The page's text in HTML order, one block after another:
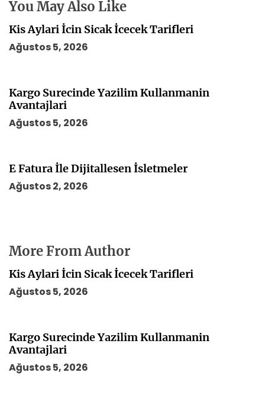
i
You May Also Like
Kis Aylari İcin Sicak İcecek Tarifleri
Ağustos 5, 2026
Kargo Surecinde Yazilim Kullanmanin
Avantajlari
Ağustos 5, 2026
E Fatura İle Dijitallesen İsletmeler
Ağustos 2, 2026
More From Author
Kis Aylari İcin Sicak İcecek Tarifleri
Ağustos 5, 2026
Kargo Surecinde Yazilim Kullanmanin
Avantajlari
Ağustos 5, 2026